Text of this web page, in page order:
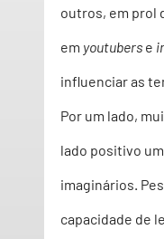
outros, em prol
em youtubers e
influenciar as
Por um lado,
lado positivo
imaginários.
capacidade de